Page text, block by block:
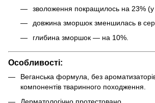
зволоження покращилось на 23% (у
довжина зморшок зменшилась в
глибина зморшок — на 10%.
Особливості:
Веганська формула, без
компонентів тваринного походження.